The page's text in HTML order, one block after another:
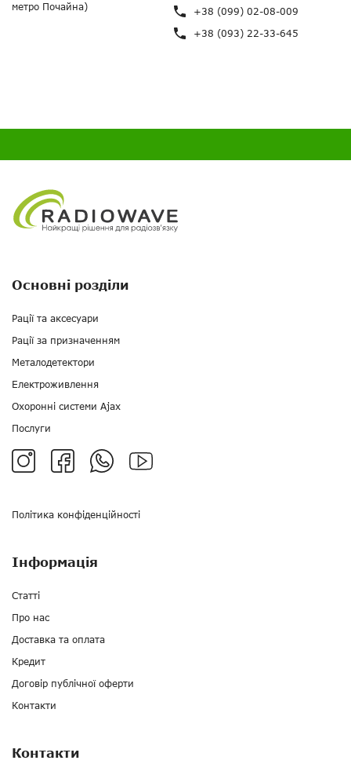
метро Почайна)
+38 (099) 02-08-009
+38 (093) 22-33-645
Політика конфіденційності
Основні розділи
Рації та аксесуари
Рації за призначенням
Металодетектори
Електроживлення
Охоронні системи Ajax
Послуги
Інформація
Статті
Про нас
Доставка та оплата
Кредит
Договір публічної оферти
Контакти
Контакти